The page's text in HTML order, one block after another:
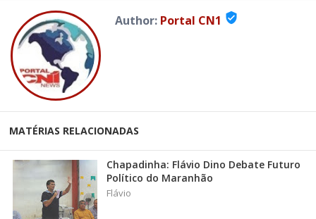
Author: Portal CN1 verified_user
MATÉRIAS RELACIONADAS
Chapadinha: Flávio Dino Debate Futuro
Político do Maranhão
Flávio